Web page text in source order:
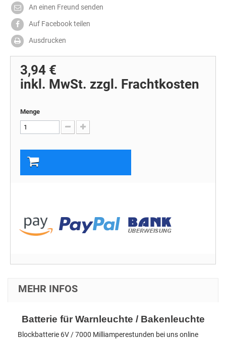
An einen Freund senden
Auf Facebook teilen
Ausdrucken
3,94 €
inkl. MwSt. zzgl. Frachtkosten
Menge
MEHR INFOS
Batterie für Warnleuchte / Bakenleuchte
Blockbatterie 6V / 7000 Milliamperestunden bei uns online